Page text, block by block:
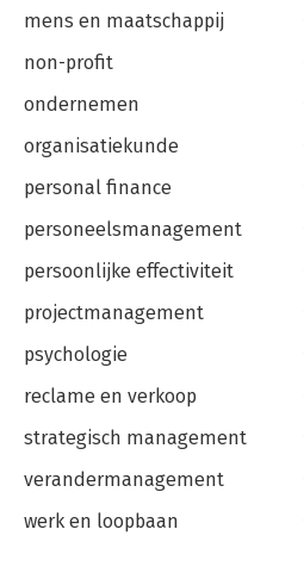
mens en maatschappij
non-profit
ondernemen
organisatiekunde
personal finance
personeelsmanagement
persoonlijke effectiviteit
projectmanagement
psychologie
reclame en verkoop
strategisch management
verandermanagement
werk en loopbaan